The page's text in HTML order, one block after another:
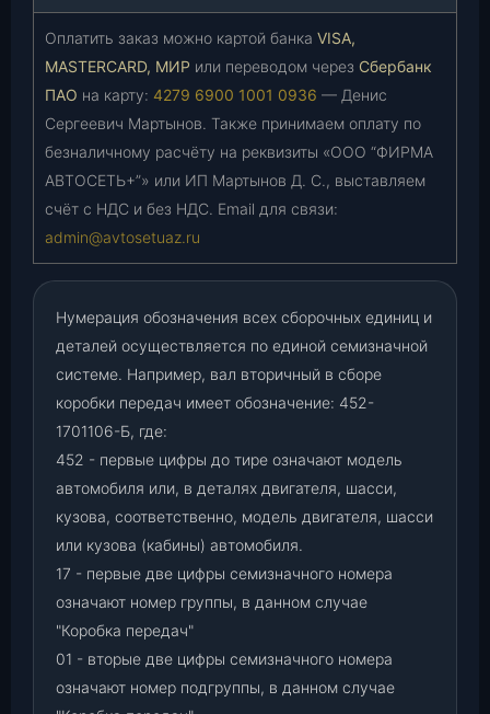
Оплатить заказ можно картой банка VISA,
MASTERCARD, МИР или переводом через Сбербанк
ПАО на карту: 4279 6900 1001 0936 — Денис
Сергеевич Мартынов. Также принимаем оплату по
безналичному расчёту на реквизиты «ООО “ФИРМА
АВТОСЕТЬ+”» или ИП Мартынов Д. С., выставляем
счёт с НДС и без НДС. Email для связи:
admin@avtosetuaz.ru
Нумерация обозначения всех сборочных единиц и
деталей осуществляется по единой семизначной
системе. Например, вал вторичный в сборе
коробки передач имеет обозначение: 452-
1701106-Б, где:
452 - первые цифры до тире означают модель
автомобиля или, в деталях двигателя, шасси,
кузова, соответственно, модель двигателя, шасси
или кузова (кабины) автомобиля.
17 - первые две цифры семизначного номера
означают номер группы, в данном случае
"Коробка передач"
01 - вторые две цифры семизначного номера
означают номер подгруппы, в данном случае